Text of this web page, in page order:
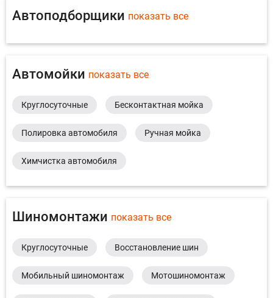
Автоподборщики показать все
Автомойки показать все
Круглосуточные Бесконтактная мойка
Полировка автомобиля Ручная мойка
Химчистка автомобиля
Шиномонтажи показать все
Круглосуточные Восстановление шин
Мобильный шиномонтаж Мотошиномонтаж